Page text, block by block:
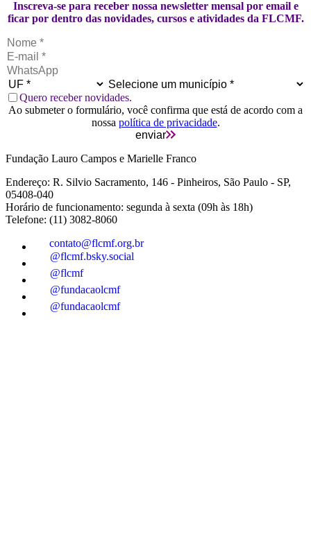
Inscreva-se para receber nossa newsletter mensal por email e
ficar por dentro das novidades, cursos e atividades da FLCMF.
Quero receber novidades.
Ao submeter o formulário, você confirma que está de acordo com a
nossa política de privacidade.
enviar
Fundação Lauro Campos e Marielle Franco
Endereço: R. Silvio Sacramento, 146 - Pinheiros, São Paulo - SP,
05408-040
Horário de funcionamento: segunda à sexta (09h às 18h)
Telefone: (11) 3082-8060
contato@flcmf.org.br
@flcmf.bsky.social
@flcmf
@fundacaolcmf
@fundacaolcmf